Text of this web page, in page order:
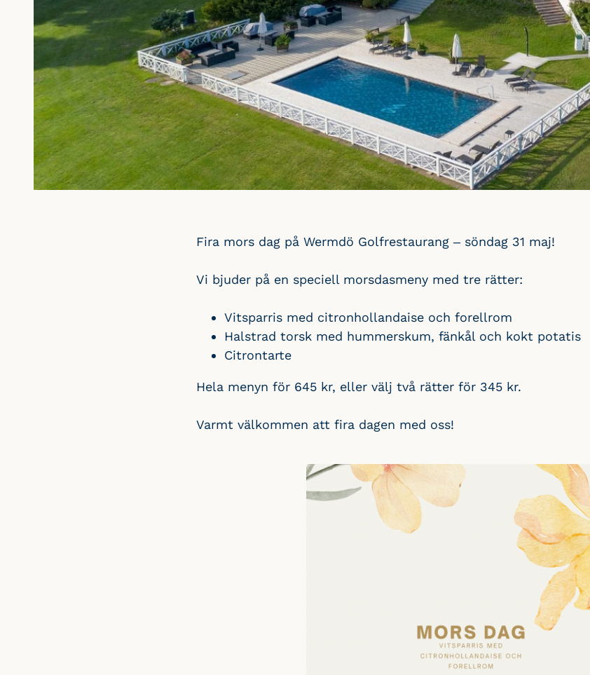
Fira mors dag på Wermdö Golfrestaurang – söndag 31 maj!
Vi bjuder på en speciell morsdasmeny med tre rätter:
Vitsparris med citronhollandaise och forellrom
Halstrad torsk med hummerskum, fänkål och kokt potatis
Citrontarte
Hela menyn för 645 kr, eller välj två rätter för 345 kr.
Varmt välkommen att fira dagen med oss!